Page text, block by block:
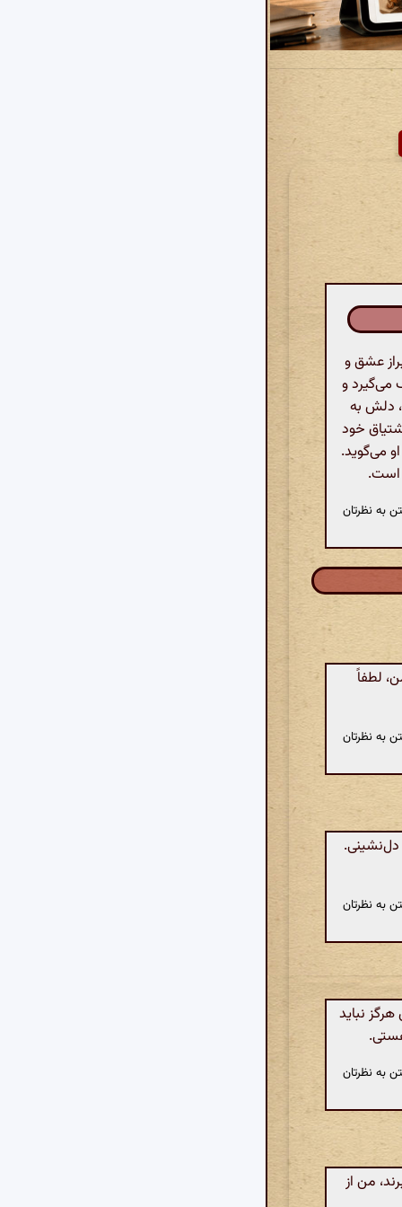
عشق و
می‌گیرد و
دلش به
خود
می‌گوید.
است.
به نظرتان
لطفاً
به نظرتان
دل‌نشینی.
به نظرتان
نباید
به نظرتان
من از